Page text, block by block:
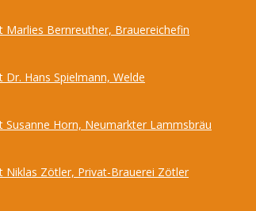
Marlies Bernreuther, Brauereichefin
Hans Spielmann, Welde
Horn, Neumarkter Lammsbräu
Niklas Zötler, Privat-Brauerei Zötler